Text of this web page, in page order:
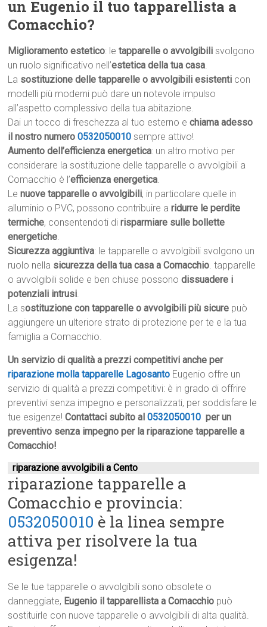
un Eugenio il tuo tapparellista a
Comacchio?
Miglioramento estetico: letapparelle o avvolgibili svolgono
un ruolo significativo nell’estetica della tua casa.
La sostituzione delle tapparelle o avvolgibili esistenti con
modelli più moderni può dare un notevole impulso
all’aspetto complessivo della tua abitazione.
Dai un tocco di freschezza al tuo esterno echiama adesso
il nostro numero0532050010 sempre attivo!
Aumento dell’efficienza energetica: un altro motivo per
considerare la sostituzione delle tapparelle o avvolgibili a
Comacchio è l’efficienza energetica.
Lenuove tapparelle o avvolgibili, in particolare quelle in
alluminio o PVC, possono contribuire aridurre le perdite
termiche, consentendoti dirisparmiare sulle bollette
energetiche.
Sicurezza aggiuntiva: le tapparelle o avvolgibili svolgono un
ruolo nella sicurezza della tua casa a Comacchio. tapparelle
o avvolgibili solide e ben chiuse possonodissuadere i
potenziali intrusi.
La sostituzione con tapparelle o avvolgibili più sicure può
aggiungere un ulteriore strato di protezione per te e la tua
famiglia a Comacchio.
Un servizio di qualità a prezzi competitivi anche per
riparazione molla tapparelle Lagosanto Eugenio offre un
servizio di qualità a prezzi competitivi: è in grado di offrire
preventivi senza impegno e personalizzati, per soddisfare le
tue esigenze!Contattaci subito al0532050010 per un
preventivo senza impegno per la riparazione tapparelle a
Comacchio!
riparazione avvolgibili a Cento
riparazione tapparelle a
Comacchio e provincia:
0532050010 è la linea sempre
attiva per risolvere la tua
esigenza!
Se le tue tapparelle o avvolgibili sono obsolete o
danneggiate, Eugenio il tapparellista a Comacchio può
sostituirle con nuove tapparelle o avvolgibili di alta qualità.